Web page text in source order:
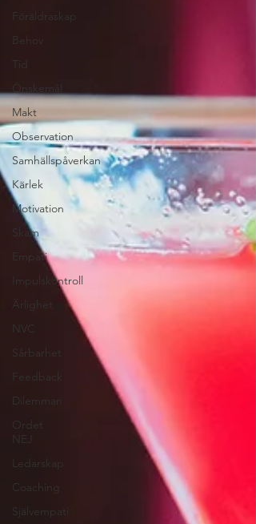
Föräldraskap
Behov
Tid
Önskemål
Makt
Observation
Samhällspåverkan
Kärlek
Motivation
Skam
Empati
Impulskontroll
Ärlighet
NVC
Sårbarhet
Feedback
Dilemman
Ordet
NEJ
Ledarskap
Coaching
Självempati